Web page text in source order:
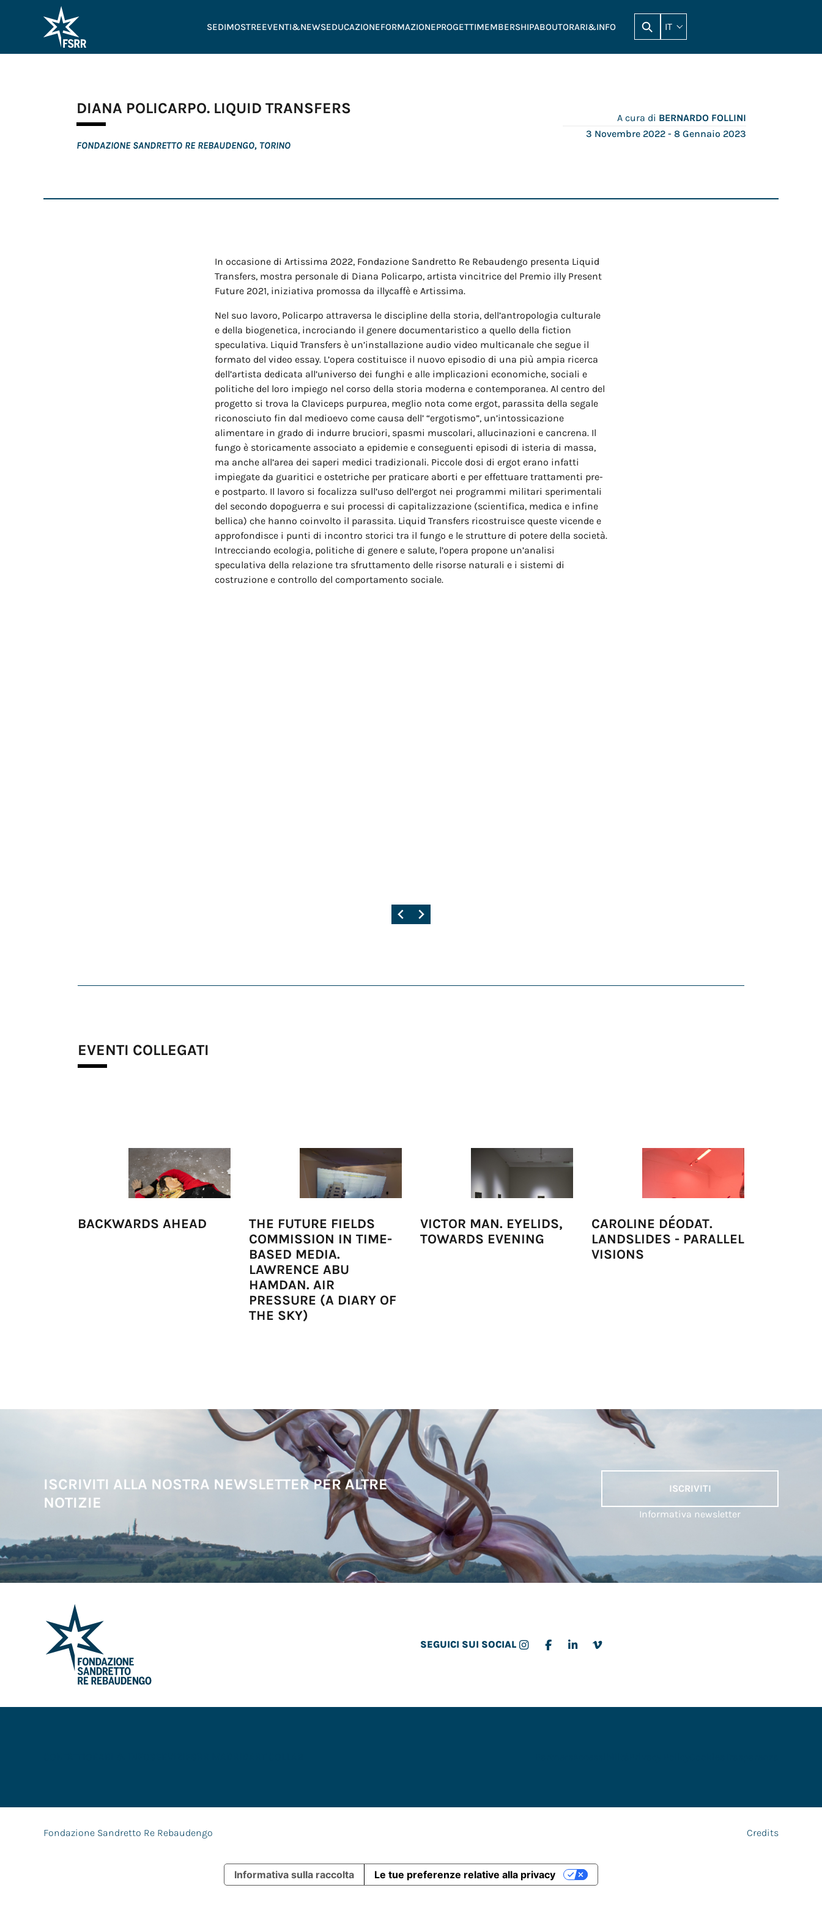
SEDIMOSTREEVENTI&NEWSEDUCAZIONEFORMAZIONEPROGETTIMEMBERSHIPABOUTORARI&INFO IT
DIANA POLICARPO. LIQUID TRANSFERS
FONDAZIONE SANDRETTO RE REBAUDENGO, TORINO
A cura di BERNARDO FOLLINI
3 Novembre 2022 - 8 Gennaio 2023
In occasione di Artissima 2022, Fondazione Sandretto Re Rebaudengo presenta Liquid
Transfers, mostra personale di Diana Policarpo, artista vincitrice del Premio illy Present
Future 2021, iniziativa promossa da illycaffè e Artissima.
Nel suo lavoro, Policarpo attraversa le discipline della storia, dell’antropologia culturale
e della biogenetica, incrociando il genere documentaristico a quello della fiction
speculativa. Liquid Transfers è un’installazione audio video multicanale che segue il
formato del video essay. L’opera costituisce il nuovo episodio di una più ampia ricerca
dell’artista dedicata all’universo dei funghi e alle implicazioni economiche, sociali e
politiche del loro impiego nel corso della storia moderna e contemporanea. Al centro del
progetto si trova la Claviceps purpurea, meglio nota come ergot, parassita della segale
riconosciuto fin dal medioevo come causa dell’ “ergotismo”, un’intossicazione
alimentare in grado di indurre bruciori, spasmi muscolari, allucinazioni e cancrena. Il
fungo è storicamente associato a epidemie e conseguenti episodi di isteria di massa,
ma anche all’area dei saperi medici tradizionali. Piccole dosi di ergot erano infatti
impiegate da guaritici e ostetriche per praticare aborti e per effettuare trattamenti pre-
e postparto. Il lavoro si focalizza sull’uso dell’ergot nei programmi militari sperimentali
del secondo dopoguerra e sui processi di capitalizzazione (scientifica, medica e infine
bellica) che hanno coinvolto il parassita. Liquid Transfers ricostruisce queste vicende e
approfondisce i punti di incontro storici tra il fungo e le strutture di potere della società.
Intrecciando ecologia, politiche di genere e salute, l’opera propone un’analisi
speculativa della relazione tra sfruttamento delle risorse naturali e i sistemi di
costruzione e controllo del comportamento sociale.
EVENTI COLLEGATI
BACKWARDS AHEAD
THE FUTURE FIELDS
COMMISSION IN TIME-
BASED MEDIA.
LAWRENCE ABU
HAMDAN. AIR
PRESSURE (A DIARY OF
THE SKY)
VICTOR MAN. EYELIDS,
TOWARDS EVENING
CAROLINE DÉODAT.
LANDSLIDES - PARALLEL
VISIONS
ISCRIVITI ALLA NOSTRA NEWSLETTER PER ALTRE
NOTIZIE
ISCRIVITI
Informativa newsletter
SEGUICI SUI SOCIAL
Fondazione Sandretto Re Rebaudengo Credits
Informativa sulla raccolta Le tue preferenze relative alla privacy